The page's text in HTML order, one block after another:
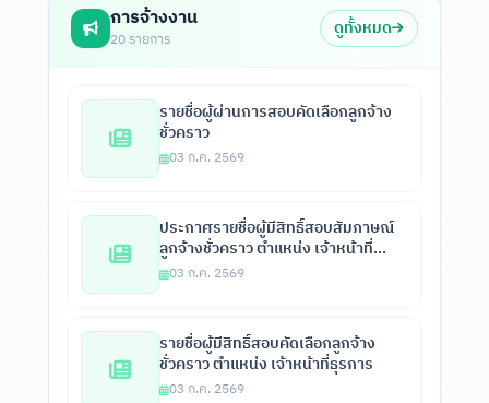
การจ้างงาน
20 รายการ ดูทั้งหมด
รายชื่อผู้ผ่านการสอบคัดเลือกลูกจ้าง
ชั่วคราว
03 ก.ค. 2569
ประกาศรายชื่อผู้มีสิทธิ์สอบสัมภาษณ์
ลูกจ้างชั่วคราว ตำแหน่ง เจ้าหน้าที่
ธุรการ
03 ก.ค. 2569
รายชื่อผู้มีสิทธิ์สอบคัดเลือกลูกจ้าง
ชั่วคราว ตำแหน่ง เจ้าหน้าที่ธุรการ
03 ก.ค. 2569